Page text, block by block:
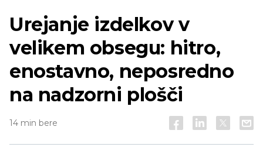
Urejanje izdelkov v
velikem obsegu: hitro,
enostavno, neposredno
na nadzorni plošči
14 min bere